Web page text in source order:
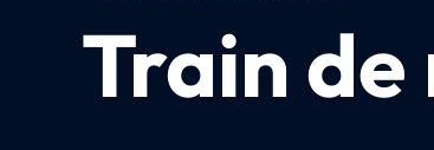
Train de